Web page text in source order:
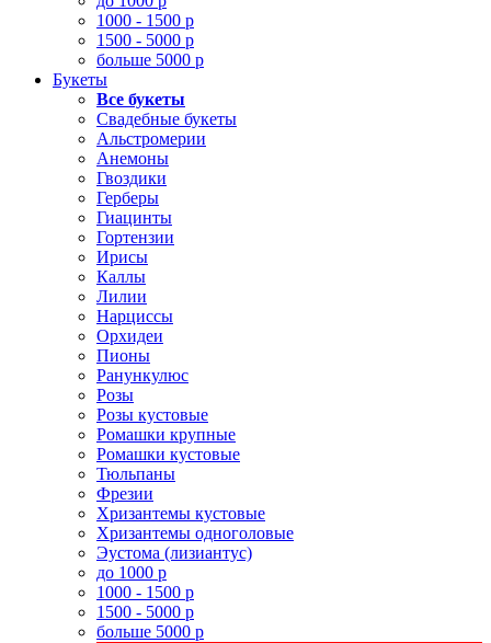
1000 - 1500 р
1500 - 5000 р
больше 5000 р
Букеты
Все букеты
Свадебные букеты
Альстромерии
Анемоны
Гвоздики
Герберы
Гиацинты
Гортензии
Ирисы
Каллы
Лилии
Нарциссы
Орхидеи
Пионы
Ранункулюс
Розы
Розы кустовые
Ромашки крупные
Ромашки кустовые
Тюльпаны
Фрезии
Хризантемы кустовые
Хризантемы одноголовые
Эустома (лизиантус)
до 1000 р
1000 - 1500 р
1500 - 5000 р
больше 5000 р